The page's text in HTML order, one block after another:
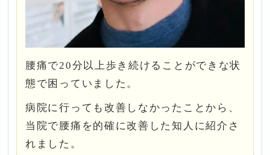
腰痛で20分以上歩き続けることができな状
態で困っていました。
病院に行っても改善しなかったことから、
当院で腰痛を的確に改善した知人に紹介さ
れました。